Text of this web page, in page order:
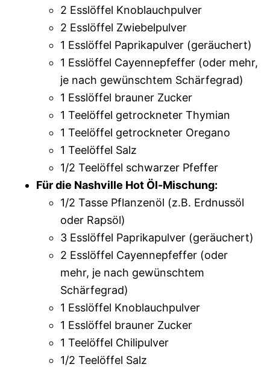
2 Esslöffel Knoblauchpulver
2 Esslöffel Zwiebelpulver
1 Esslöffel Paprikapulver (geräuchert)
1 Esslöffel Cayennepfeffer (oder mehr,
je nach gewünschtem Schärfegrad)
1 Esslöffel brauner Zucker
1 Teelöffel getrockneter Thymian
1 Teelöffel getrockneter Oregano
1 Teelöffel Salz
1/2 Teelöffel schwarzer Pfeffer
Für die Nashville Hot Öl-Mischung:
1/2 Tasse Pflanzenöl (z.B. Erdnussöl
oder Rapsöl)
3 Esslöffel Paprikapulver (geräuchert)
2 Esslöffel Cayennepfeffer (oder
mehr, je nach gewünschtem
Schärfegrad)
1 Esslöffel Knoblauchpulver
1 Esslöffel brauner Zucker
1 Teelöffel Chilipulver
1/2 Teelöffel Salz